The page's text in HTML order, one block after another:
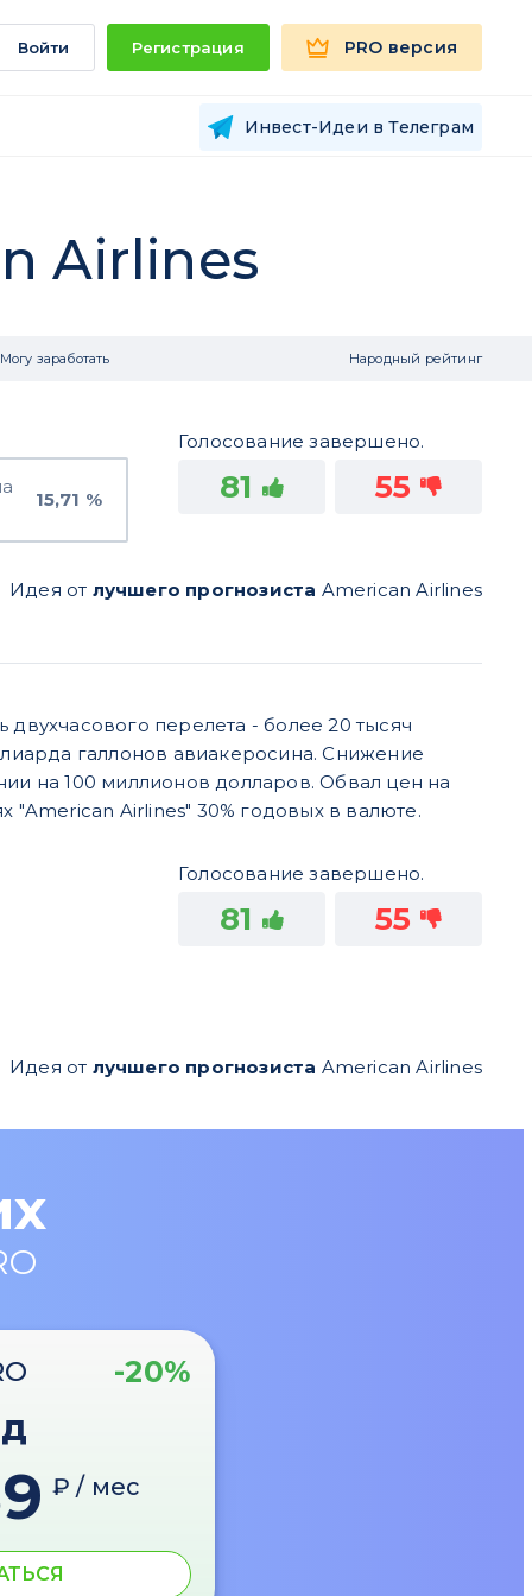
Войти Регистрация PRO версия
Инвест-Идеи в Телеграм
Airlines
Могу заработать Народный рейтинг
15,71 %
Голосование завершено.
81 55
Идея от лучшего прогнозиста American Airlines
перелета - более 20 тысяч
галлонов авиакеросина. Снижение
на 100 миллионов долларов. Обвал цен на
"American Airlines" 30% годовых в валюте.
Голосование завершено.
81 55
Идея от лучшего прогнозиста American Airlines
-20%
₽ / мес